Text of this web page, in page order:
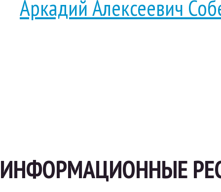
Аркадий Алексеевич
ИНФОРМАЦИОННЫЕ